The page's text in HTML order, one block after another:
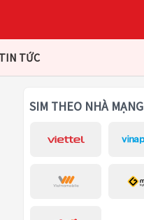
TIN TỨC
SIM THEO NHÀ MẠNG